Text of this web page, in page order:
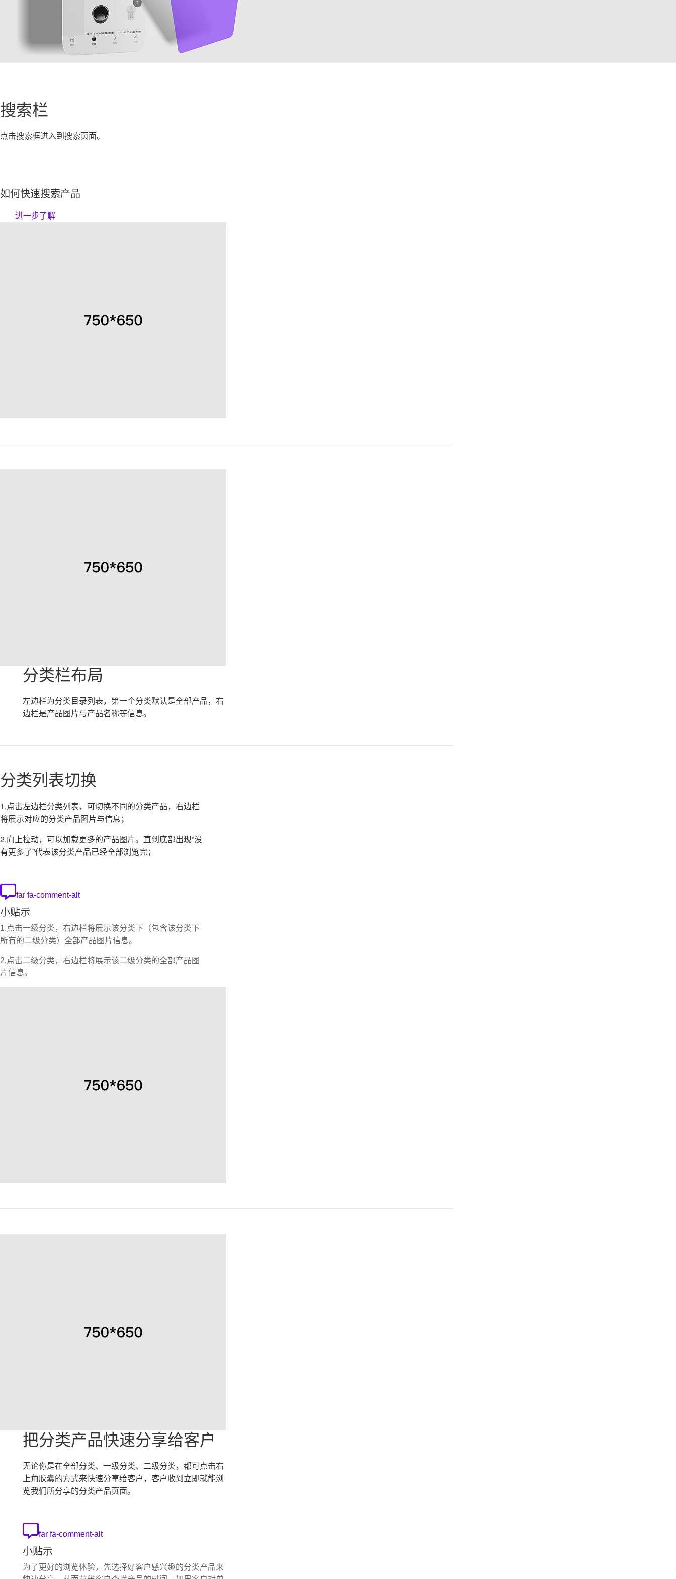
搜索栏
点击搜索框进入到搜索页面。
如何快速搜索产品
进一步了解
分类栏布局
左边栏为分类目录列表，第一个分类默认是全部产品，右
边栏是产品图片与产品名称等信息。
分类列表切换
1.点击左边栏分类列表，可切换不同的分类产品，右边栏
将展示对应的分类产品图片与信息；
2.向上拉动，可以加载更多的产品图片。直到底部出现“没
有更多了”代表该分类产品已经全部浏览完；
far fa-comment-alt
小贴示
1.点击一级分类，右边栏将展示该分类下（包含该分类下
所有的二级分类）全部产品图片信息。
2.点击二级分类，右边栏将展示该二级分类的全部产品图
片信息。
把分类产品快速分享给客户
无论你是在全部分类、一级分类、二级分类，都可点击右
上角胶囊的方式来快速分享给客户，客户收到立即就能浏
览我们所分享的分类产品页面。
far fa-comment-alt
小贴示
为了更好的浏览体验，先选择好客户感兴趣的分类产品来